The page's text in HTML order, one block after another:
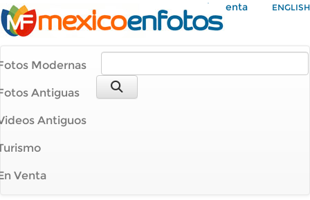
Mi Cuenta ENGLISH
Modernas
Antiguas
Antiguos
Venta